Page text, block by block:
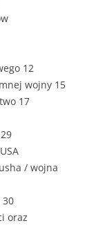
12
wojny 15
17
/ wojna
30
oraz